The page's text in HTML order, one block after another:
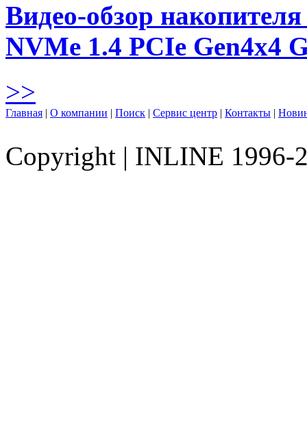
Видео-обзор
NVMe 1.4 PCIe Gen4х4
>>
Главная | О компании | Поиск | Сервис центр | Контакты |
Copyright | INLINE 1996-